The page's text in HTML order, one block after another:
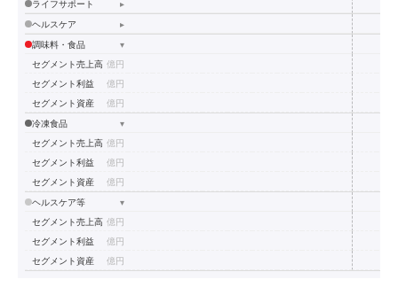
ライフサポート
▸
ヘルスケア
▸
調味料・食品
▾
セグメント売上高 億円
セグメント利益
億円
セグメント資産
億円
冷凍食品
▾
セグメント売上高 億円
セグメント利益
億円
セグメント資産
億円
ヘルスケア等
▾
セグメント売上高 億円
セグメント利益
億円
セグメント資産
億円